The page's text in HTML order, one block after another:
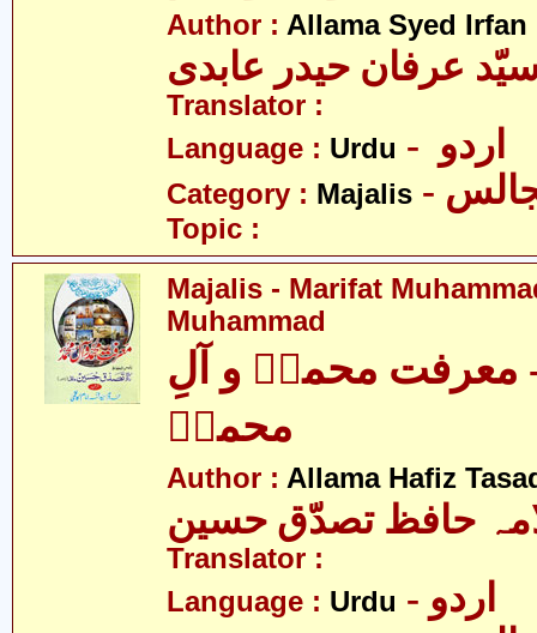
Author : Allama Syed
عرفان حیدر عابدی
Translator :
Language : Urdu
Category : Majalis
Topic :
Majalis - Marifat
Muhammad
معرفت محمدؐ و آلِ
محمدؑ
Author : Allama Hafiz
حافظ تصدّق حسین
Translator :
Language : Urdu - اردو